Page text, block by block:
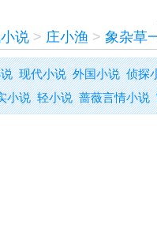
说 > 庄小渔 > 象杂草
现代小说 外国小说 侦探
小说 轻小说 蔷薇言情小说